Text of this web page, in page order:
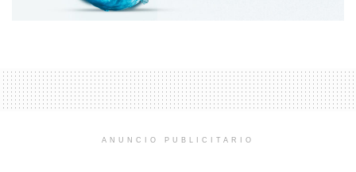
ANUNCIO PUBLICITARIO